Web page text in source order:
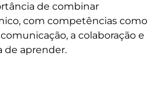
de combinar
com competências como
a colaboração e
de aprender.